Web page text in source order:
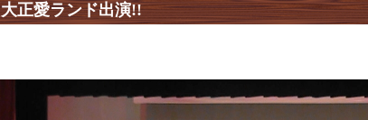
大正愛ランド出演!!